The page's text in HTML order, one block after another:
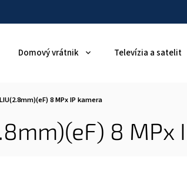
Domový vrátnik Televízia a satelit
8 MPx IP kamera
8 MPx